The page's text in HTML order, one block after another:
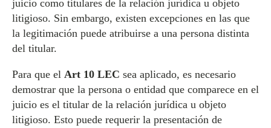
juicio como titulares de la relación jurídica u objeto
litigioso. Sin embargo, existen excepciones en las que
la legitimación puede atribuirse a una persona distinta
del titular.
Para que el Art 10 LEC sea aplicado, es necesario
demostrar que la persona o entidad que comparece en el
juicio es el titular de la relación jurídica u objeto
litigioso. Esto puede requerir la presentación de